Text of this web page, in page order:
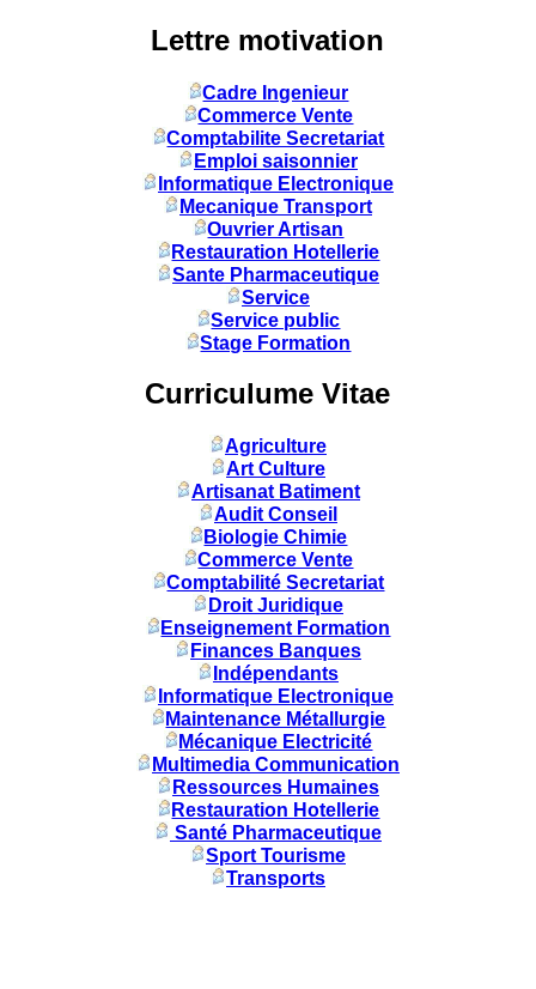
Lettre motivation
Cadre Ingenieur
Commerce Vente
Comptabilite Secretariat
Emploi saisonnier
Informatique Electronique
Mecanique Transport
Ouvrier Artisan
Restauration Hotellerie
Sante Pharmaceutique
Service
Service public
Stage Formation
Curriculume Vitae
Agriculture
Art Culture
Artisanat Batiment
Audit Conseil
Biologie Chimie
Commerce Vente
Comptabilité Secretariat
Droit Juridique
Enseignement Formation
Finances Banques
Indépendants
Informatique Electronique
Maintenance Métallurgie
Mécanique Electricité
Multimedia Communication
Ressources Humaines
Restauration Hotellerie
Santé Pharmaceutique
Sport Tourisme
Transports